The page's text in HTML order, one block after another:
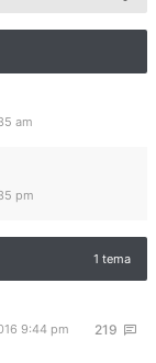
am
pm
1 tema
219
9:44 pm